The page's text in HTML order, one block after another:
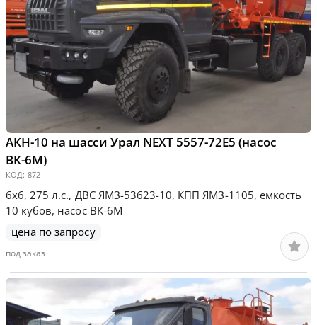
АКН-10 на шасси Урал NEXT 5557-72Е5 (насос
ВК-6М)
КОД: 872
6х6, 275 л.с., ДВС ЯМЗ-53623-10, КПП ЯМЗ-1105, емкость
10 кубов, насос ВК-6М
цена по запросу
под заказ